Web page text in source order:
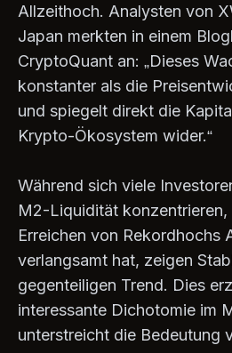
Allzeithoch. Analysten von
Japan merkten in einem
CryptoQuant an: „Dieses
konstanter als die
und spiegelt direkt die
Krypto-Ökosystem wider.“
Während sich viele
M2-Liquidität konzentrieren,
Erreichen von Rekordhochs
verlangsamt hat, zeigen
gegenteiligen Trend. Dies
interessante Dichotomie im
unterstreicht die Bedeutung